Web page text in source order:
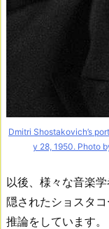
Dmitri Shostakovich’s
y 28, 1950. Photo
以後、様々な音楽
隠されたショスタ
推論をしています。